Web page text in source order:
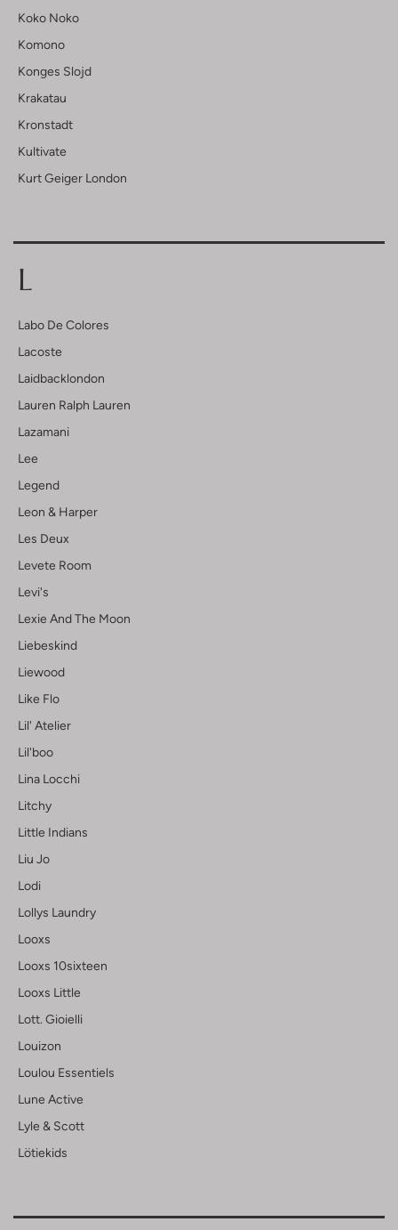
Koko Noko
Komono
Konges Slojd
Krakatau
Kronstadt
Kultivate
Kurt Geiger London
L
Labo De Colores
Lacoste
Laidbacklondon
Lauren Ralph Lauren
Lazamani
Lee
Legend
Leon & Harper
Les Deux
Levete Room
Levi's
Lexie And The Moon
Liebeskind
Liewood
Like Flo
Lil' Atelier
Lil'boo
Lina Locchi
Litchy
Little Indians
Liu Jo
Lodi
Lollys Laundry
Looxs
Looxs 10sixteen
Looxs Little
Lott. Gioielli
Louizon
Loulou Essentiels
Lune Active
Lyle & Scott
Lötiekids